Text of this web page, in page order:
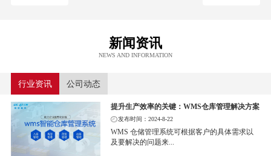
新闻资讯
NEWS AND INFORMATION
行业资讯 公司动态
提升生产效率的关键：WMS仓库管理解决方案
发布时间：2024-8-22
WMS 仓储管理系统可根据客户的具体需求以
及要解决的问题来...